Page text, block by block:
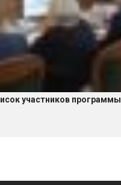
участников программы